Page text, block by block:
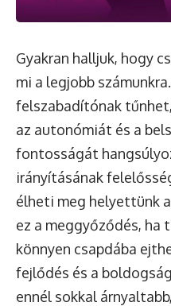
Gyakran halljuk, hogy
mi a legjobb
felszabadítónak
az autonómiát és a
fontosságát
irányításának
élheti meg helyettünk
ez a meggyőződés, ha
könnyen csapdába
fejlődés és a
ennél sokkal